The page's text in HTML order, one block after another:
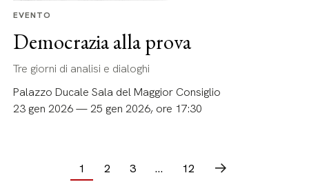
EVENTO
Democrazia alla prova
Tre giorni di analisi e dialoghi
Palazzo Ducale Sala del Maggior Consiglio
23 gen 2026 — 25 gen 2026, ore 17:30
1 2 3 … 12 Successivo